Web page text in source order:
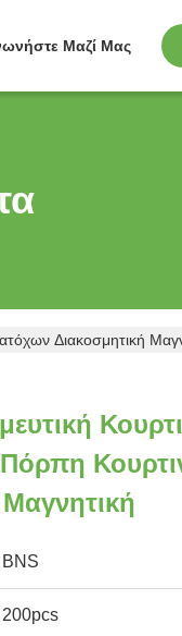
Μαζί Μας
Διακοσμητική
BNS
200pcs